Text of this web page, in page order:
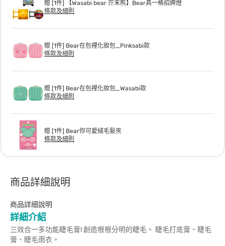
贈 [1件] 【Wasabi bear 芥末熊】Bear具一格招牌燈
條款及細則
贈 [1件] Bear在包裡化妝包_Pinksabi款
條款及細則
贈 [1件] Bear在包裡化妝包_Wasabi款
條款及細則
贈 [1件] Bear你可愛絨毛髮夾
條款及細則
商品詳細說明
商品詳細說明
詳細介紹
三效合一多功能睫毛膏! 創造根根分明的睫毛。 睫毛打底膏、睫毛
膏、睫毛雨衣。